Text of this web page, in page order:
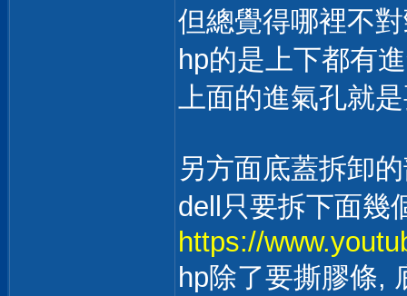
但總覺得哪裡不
hp的是上下都有
上面的進氣孔就
另方面底蓋拆卸
dell只要拆下面幾
https://
hp除了要撕膠條,